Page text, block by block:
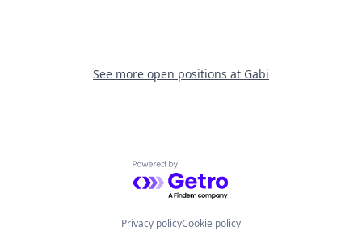
See more open positions at Gabi
Powered by Getro.com
Privacy policyCookie policy